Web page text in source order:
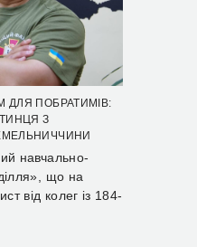
ДЛЯ ПОБРАТИМІВ:
З
навчально-
що на
від колег із 184-